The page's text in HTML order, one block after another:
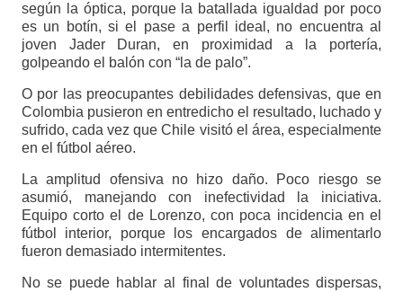
según la óptica, porque la batallada igualdad por poco
es un botín, si el pase a perfil ideal, no encuentra al
joven Jader Duran, en proximidad a la portería,
golpeando el balón con “la de palo”.
O por las preocupantes debilidades defensivas, que en
Colombia pusieron en entredicho el resultado, luchado y
sufrido, cada vez que Chile visitó el área, especialmente
en el fútbol aéreo.
La amplitud ofensiva no hizo daño. Poco riesgo se
asumió, manejando con inefectividad la iniciativa.
Equipo corto el de Lorenzo, con poca incidencia en el
fútbol interior, porque los encargados de alimentarlo
fueron demasiado intermitentes.
No se puede hablar al final de voluntades dispersas,